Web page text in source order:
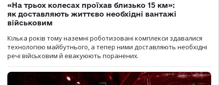
«На трьох колесах проїхав близько 15 км»:
як доставляють життєво необхідні вантажі
військовим
Кілька років тому наземні роботизовані комплекси здавалися
технологією майбутнього, а тепер ними доставляють необхідні
речі військовим й евакуюють поранених.